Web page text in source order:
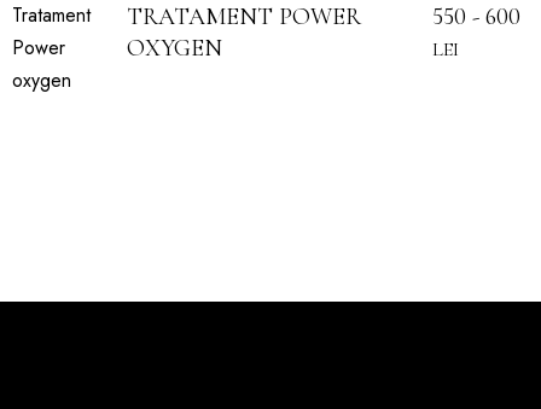
TRATAMENT POWER
OXYGEN
550 - 600
LEI